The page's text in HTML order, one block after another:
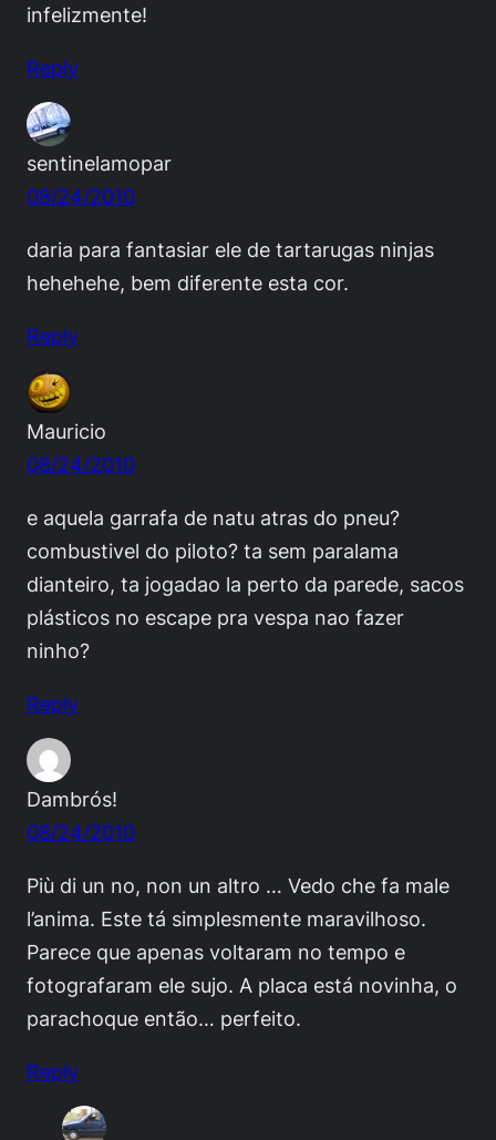
infelizmente!
Reply
sentinelamopar
08/24/2010
daria para fantasiar ele de tartarugas ninjas
hehehehe, bem diferente esta cor.
Reply
Mauricio
08/24/2010
e aquela garrafa de natu atras do pneu?
combustivel do piloto? ta sem paralama
dianteiro, ta jogadao la perto da parede, sacos
plásticos no escape pra vespa nao fazer
ninho?
Reply
Dambrós!
08/24/2010
Più di un no, non un altro … Vedo che fa male
l’anima. Este tá simplesmente maravilhoso.
Parece que apenas voltaram no tempo e
fotografaram ele sujo. A placa está novinha, o
parachoque então… perfeito.
Reply